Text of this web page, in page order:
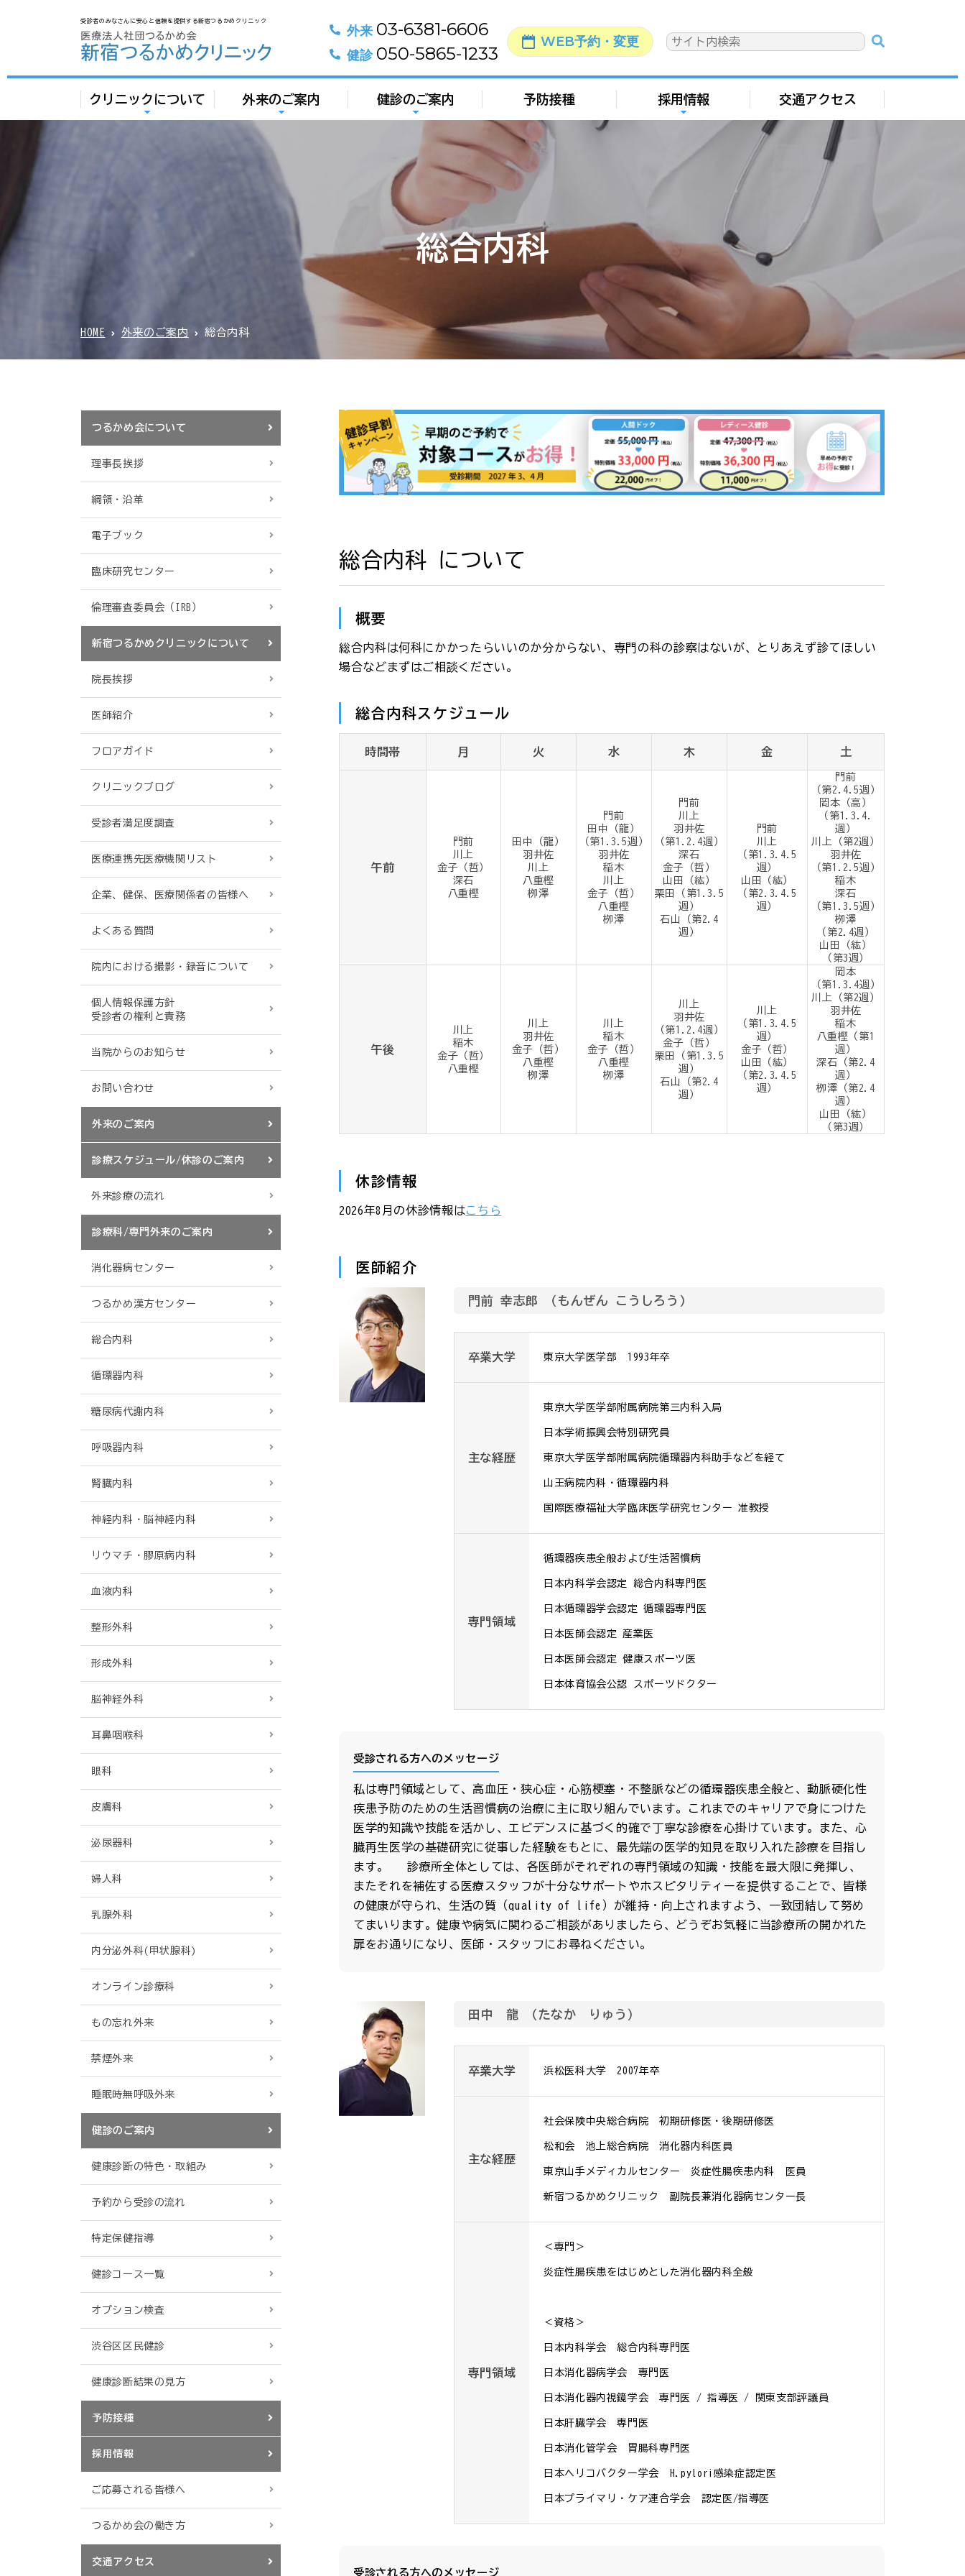
受診者のみなさんに安心と信頼を提供する新宿つるかめクリニック
外来 03-6381-6606
健診 050-5865-1233
WEB予約・変更
クリニックについて 外来のご案内 健診のご案内 予防接種 採用情報 交通アクセス
総合内科
HOME 外来のご案内 総合内科
総合内科 について
概要
総合内科は何科にかかったらいいのか分からない、専門の科の診察はないが、とりあえず診てほしい
場合などまずはご相談ください。
総合内科スケジュール
時間帯 月 火 水 木 金 土
午前
門前
川上
金子（哲）
深石
八重樫
田中（龍）
羽井佐
川上
八重樫
栁澤
門前
田中（龍）
（第1.3.5週）
羽井佐
稲木
川上
金子（哲）
八重樫
栁澤
門前
川上
羽井佐
（第1.2.4週）
深石
金子（哲）
山田（紘）
栗田（第1.3.5
週）
石山（第2.4
週）
門前
川上
（第1.3.4.5
週）
山田（紘）
（第2.3.4.5
週）
門前
（第2.4.5週）
岡本（高）
（第1.3.4.
週）
川上（第2週）
羽井佐
（第1.2.5週）
稲木
深石
（第1.3.5週）
栁澤
（第2.4週）
山田（紘）
（第3週）
午後
川上
稲木
金子（哲）
八重樫
川上
羽井佐
金子（哲）
八重樫
栁澤
川上
稲木
金子（哲）
八重樫
栁澤
川上
羽井佐
（第1.2.4週）
金子（哲）
栗田（第1.3.5
週）
石山（第2.4
週）
川上
（第1.3.4.5
週）
金子（哲）
山田（紘）
（第2.3.4.5
週）
岡本
（第1.3.4週）
川上（第2週）
羽井佐
稲木
八重樫（第1
週）
深石（第2.4
週）
栁澤（第2.4
週）
山田（紘）
（第3週）
休診情報
2026年8月の休診情報はこちら
医師紹介
門前 幸志郎 （もんぜん こうしろう）
卒業大学 東京大学医学部　1993年卒
主な経歴
東京大学医学部附属病院第三内科入局
日本学術振興会特別研究員
東京大学医学部附属病院循環器内科助手などを経て
山王病院内科・循環器内科
国際医療福祉大学臨床医学研究センター 准教授
専門領域
循環器疾患全般および生活習慣病
日本内科学会認定 総合内科専門医
日本循環器学会認定 循環器専門医
日本医師会認定 産業医
日本医師会認定 健康スポーツ医
日本体育協会公認 スポーツドクター
受診される方へのメッセージ
私は専門領域として、高血圧・狭心症・心筋梗塞・不整脈などの循環器疾患全般と、動脈硬化性
疾患予防のための生活習慣病の治療に主に取り組んでいます。これまでのキャリアで身につけた
医学的知識や技能を活かし、エビデンスに基づく的確で丁寧な診療を心掛けています。また、心
臓再生医学の基礎研究に従事した経験をもとに、最先端の医学的知見を取り入れた診療を目指し
ます。 診療所全体としては、各医師がそれぞれの専門領域の知識・技能を最大限に発揮し、
またそれを補佐する医療スタッフが十分なサポートやホスピタリティーを提供することで、皆様
の健康が守られ、生活の質（quality of life）が維持・向上されますよう、一致団結して努め
てまいります。健康や病気に関わるご相談がありましたら、どうぞお気軽に当診療所の開かれた
扉をお通りになり、医師・スタッフにお尋ねください。
田中 龍 （たなか りゅう）
卒業大学 浜松医科大学　2007年卒
主な経歴
社会保険中央総合病院　初期研修医・後期研修医
松和会　池上総合病院　消化器内科医員
東京山手メディカルセンター　炎症性腸疾患内科　医員
新宿つるかめクリニック　副院長兼消化器病センター長
専門領域
＜専門＞
炎症性腸疾患をはじめとした消化器内科全般
＜資格＞
日本内科学会　総合内科専門医
日本消化器病学会　専門医
日本消化器内視鏡学会　専門医 / 指導医 / 関東支部評議員
日本肝臓学会　専門医
日本消化管学会　胃腸科専門医
日本ヘリコバクター学会　H.pylori感染症認定医
日本プライマリ・ケア連合学会　認定医/指導医
受診される方へのメッセージ
つるかめ会について
理事長挨拶
綱領・沿革
電子ブック
臨床研究センター
倫理審査委員会（IRB）
新宿つるかめクリニックについて
院長挨拶
医師紹介
フロアガイド
クリニックブログ
受診者満足度調査
医療連携先医療機関リスト
企業、健保、医療関係者の皆様へ
よくある質問
院内における撮影・録音について
個人情報保護方針
受診者の権利と責務
当院からのお知らせ
お問い合わせ
外来のご案内
診療スケジュール/休診のご案内
外来診療の流れ
診療科/専門外来のご案内
消化器病センター
つるかめ漢方センター
総合内科
循環器内科
糖尿病代謝内科
呼吸器内科
腎臓内科
神経内科・脳神経内科
リウマチ・膠原病内科
血液内科
整形外科
形成外科
脳神経外科
耳鼻咽喉科
眼科
皮膚科
泌尿器科
婦人科
乳腺外科
内分泌外科(甲状腺科)
オンライン診療科
もの忘れ外来
禁煙外来
睡眠時無呼吸外来
健診のご案内
健康診断の特色・取組み
予約から受診の流れ
特定保健指導
健診コース一覧
オプション検査
渋谷区区民健診
健康診断結果の見方
予防接種
採用情報
ご応募される皆様へ
つるかめ会の働き方
交通アクセス